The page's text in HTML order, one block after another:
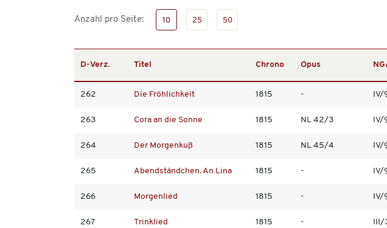
Anzahl pro Seite: 10 25 50
D-Verz. Titel Chrono Opus
262 Die Fröhlichkeit 1815 - IV/
263 Cora an die Sonne 1815 NL 42/3 IV/
264 Der Morgenkuß 1815 NL 45/4 IV/
265 Abendständchen. An Lina 1815 - IV/
266 Morgenlied 1815 - IV/
267 Trinklied 1815 - III/